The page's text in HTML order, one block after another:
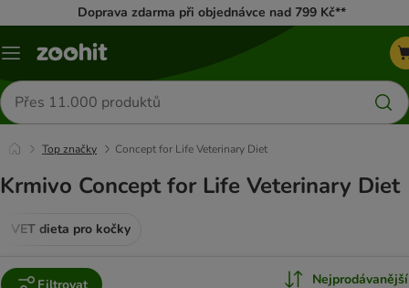
Doprava zdarma při objednávce nad 799 Kč**
Menu
Hledat
produkty
Top značky Concept for Life Veterinary Diet
Krmivo Concept for Life Veterinary Diet
VET dieta pro kočky
Filtrovat Nejprodávanější